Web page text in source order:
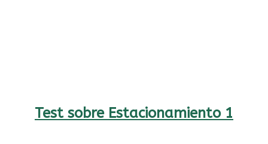
Test sobre Estacionamiento 1